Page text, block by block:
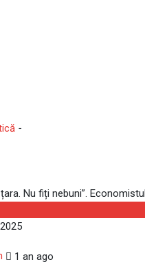
-
1 an ago